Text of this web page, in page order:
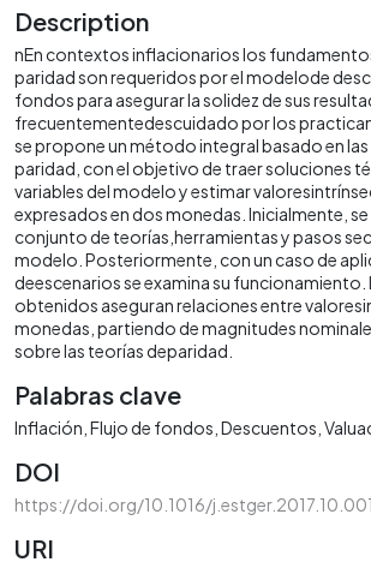
Description
nEn contextos inflacionarios los
paridad son requeridos por el modelode
fondos para asegurar la solidez de sus
frecuentementedescuidado por los
se propone un método integral basado en
paridad, con el objetivo de traer soluciones
variables del modelo y estimar
expresados en dos monedas. Inicialmente,
conjunto de teorías,herramientas y pasos
modelo. Posteriormente, con un caso de
deescenarios se examina su
obtenidos aseguran relaciones entre
monedas, partiendo de magnitudes
sobre las teorías deparidad.
Palabras clave
Inflación Flujo de fondos Descuentos
DOI
https://doi.org/10.1016/j.estger.2017.10.001
URI